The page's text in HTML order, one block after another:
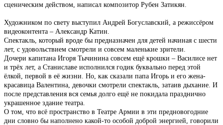
сценическим действом, написал композитор Рубен Затикян.
Художником по свету выступил Андрей Богуславский, а режиссёром
видеоконтента – Александр Катин.
Спектакль, который вроде бы предназначен для детей начиная с шести
лет, с удовольствием смотрели и совсем маленькие зрители.
Дочери капитана Игоря Тычинина совсем ещё крошки – Василисе нет
и трёх лет, а Станиславе исполнился годик буквально перед этой
ёлкой, первой в её жизни. Но, как сказали папа Игорь и его жена-
красавица Валентина, девочки смотрели спектакль, затаив дыхание. И
после представления вся семья долго ещё не покидала празднично
украшенное здание театра.
О том, что всё пространство в Театре Армии в эти предновогодние
дни словно бы наполнено какой-то особой доброй энергией, говорили